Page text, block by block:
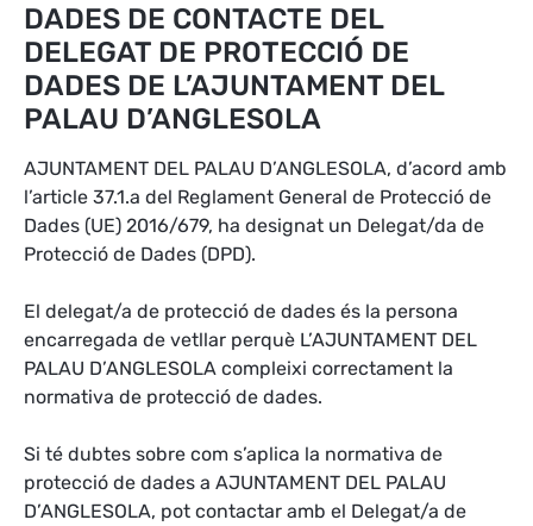
DADES DE CONTACTE DEL
DELEGAT DE PROTECCIÓ DE
DADES DE L’AJUNTAMENT DEL
PALAU D’ANGLESOLA
AJUNTAMENT DEL PALAU D’ANGLESOLA, d’acord amb
l’article 37.1.a del Reglament General de Protecció de
Dades (UE) 2016/679, ha designat un Delegat/da de
Protecció de Dades (DPD).
El delegat/a de protecció de dades és la persona
encarregada de vetllar perquè L’AJUNTAMENT DEL
PALAU D’ANGLESOLA compleixi correctament la
normativa de protecció de dades.
Si té dubtes sobre com s’aplica la normativa de
protecció de dades a AJUNTAMENT DEL PALAU
D’ANGLESOLA, pot contactar amb el Delegat/a de